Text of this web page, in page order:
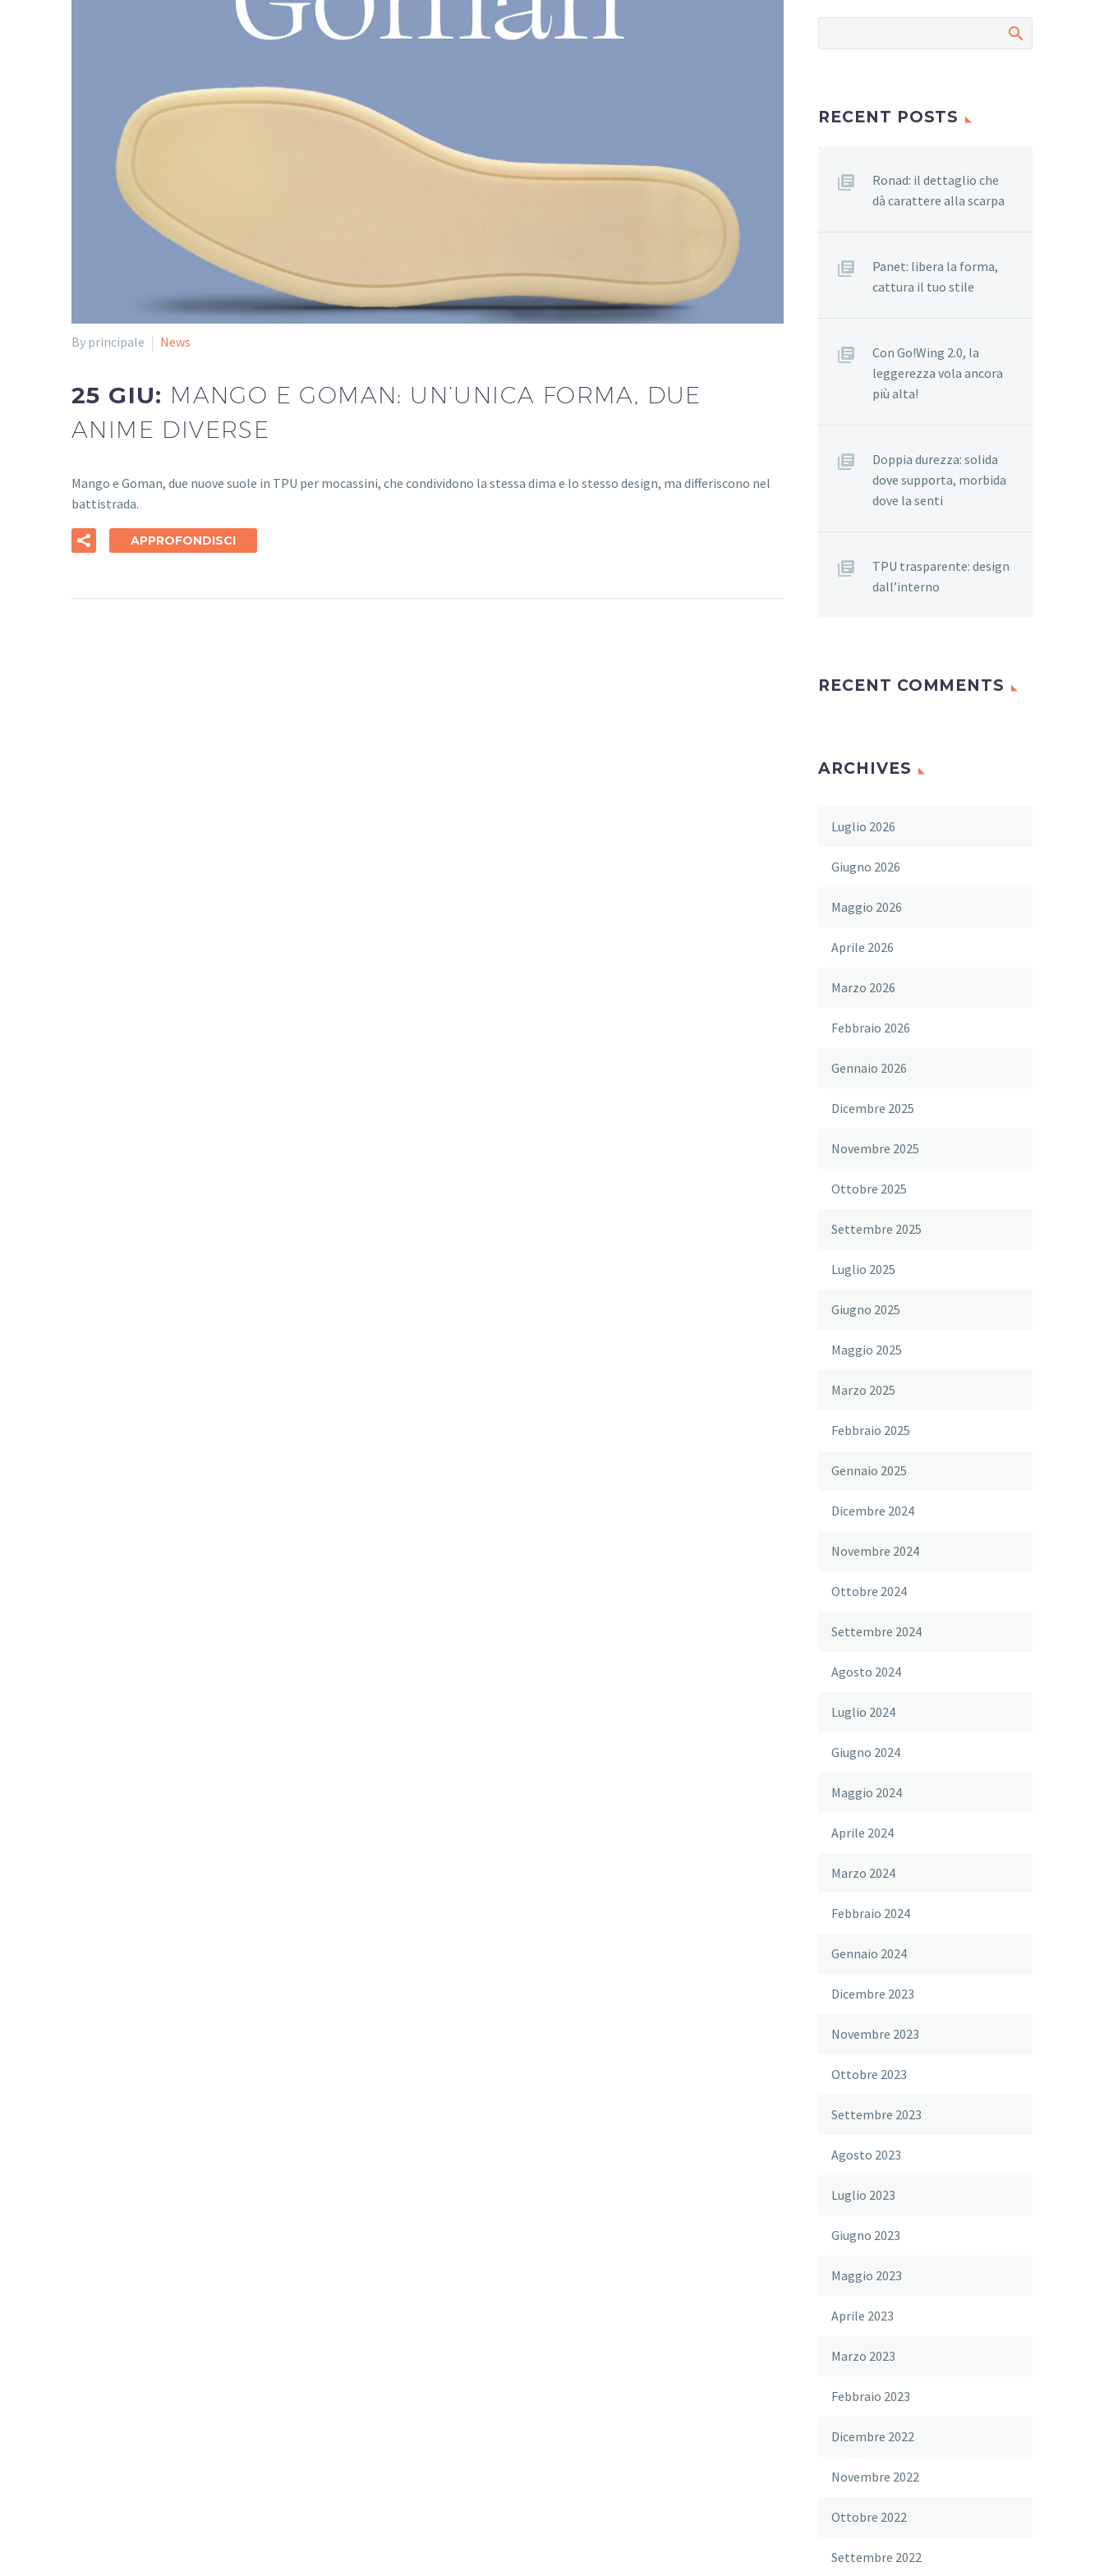
By principale News
25 GIU: MANGO E GOMAN: UN’UNICA FORMA, DUE
ANIME DIVERSE
Mango e Goman, due nuove suole in TPU per mocassini, che condividono la stessa dima e lo stesso design, ma differiscono nel
battistrada.
APPROFONDISCI
RECENT POSTS
Ronad: il dettaglio che
dà carattere alla scarpa
Panet: libera la forma,
cattura il tuo stile
Con Go!Wing 2.0, la
leggerezza vola ancora
più alta!
Doppia durezza: solida
dove supporta, morbida
dove la senti
TPU trasparente: design
dall’interno
RECENT COMMENTS
ARCHIVES
Luglio 2026
Giugno 2026
Maggio 2026
Aprile 2026
Marzo 2026
Febbraio 2026
Gennaio 2026
Dicembre 2025
Novembre 2025
Ottobre 2025
Settembre 2025
Luglio 2025
Giugno 2025
Maggio 2025
Marzo 2025
Febbraio 2025
Gennaio 2025
Dicembre 2024
Novembre 2024
Ottobre 2024
Settembre 2024
Agosto 2024
Luglio 2024
Giugno 2024
Maggio 2024
Aprile 2024
Marzo 2024
Febbraio 2024
Gennaio 2024
Dicembre 2023
Novembre 2023
Ottobre 2023
Settembre 2023
Agosto 2023
Luglio 2023
Giugno 2023
Maggio 2023
Aprile 2023
Marzo 2023
Febbraio 2023
Dicembre 2022
Novembre 2022
Ottobre 2022
Settembre 2022